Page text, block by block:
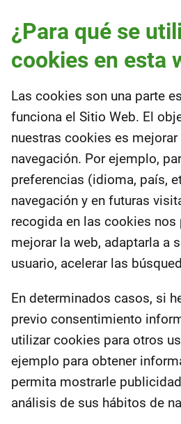
¿Para qué se
cookies en esta
Las cookies son una parte
funciona el Sitio Web. El
nuestras cookies es
navegación. Por ejemplo,
preferencias (idioma, país,
navegación y en futuras
recogida en las cookies nos
mejorar la web, adaptarla a
usuario, acelerar las
En determinados casos, si
previo consentimiento
utilizar cookies para otros
ejemplo para obtener
permita mostrarle
análisis de sus hábitos de